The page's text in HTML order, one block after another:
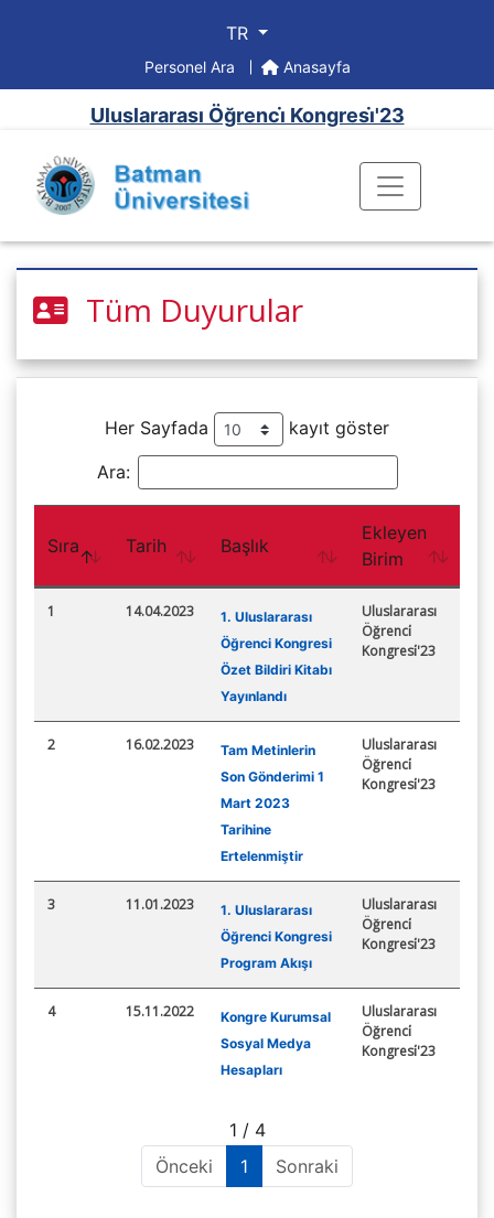
TR
Personel Ara Anasayfa
Uluslararası Öğrenci̇ Kongresi̇'23
Tüm Duyurular
Her Sayfada kayıt göster
Ara:
Sıra Tarih Başlık
Ekleyen
Birim
1 14.04.2023
1. Uluslararası
Öğrenci Kongresi
Özet Bildiri Kitabı
Yayınlandı
Uluslararası
Öğrenci̇
Kongresi̇'23
2 16.02.2023
Tam Metinlerin
Son Gönderimi 1
Mart 2023
Tarihine
Ertelenmiştir
Uluslararası
Öğrenci̇
Kongresi̇'23
3 11.01.2023
1. Uluslararası
Öğrenci Kongresi
Program Akışı
Uluslararası
Öğrenci̇
Kongresi̇'23
4 15.11.2022
Kongre Kurumsal
Sosyal Medya
Hesapları
Uluslararası
Öğrenci̇
Kongresi̇'23
1 / 4
Önceki
1 Sonraki